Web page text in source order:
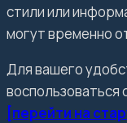
стили или
могут временно
Для вашего
воспользоваться
[перейти на